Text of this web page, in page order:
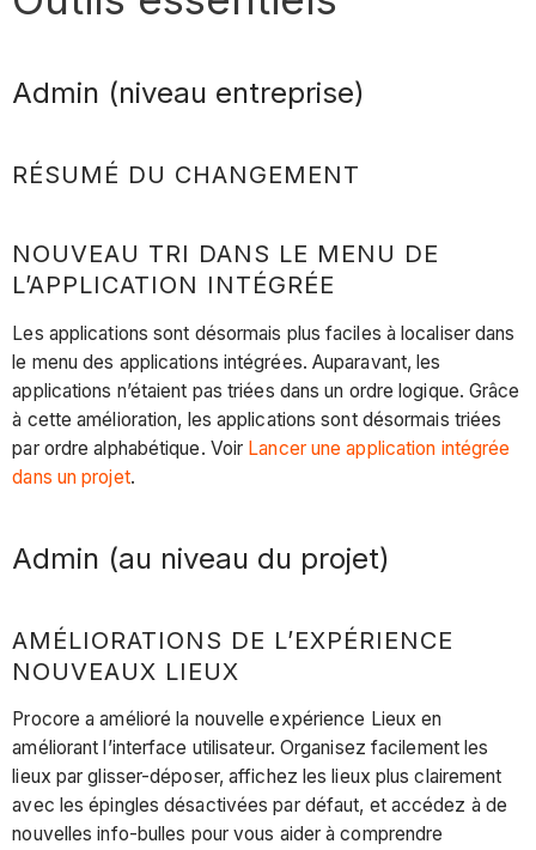
Admin (niveau entreprise)
RÉSUMÉ DU CHANGEMENT
NOUVEAU TRI DANS LE MENU DE
L’APPLICATION INTÉGRÉE
Les applications sont désormais plus faciles à localiser dans
le menu des applications intégrées. Auparavant, les
applications n’étaient pas triées dans un ordre logique. Grâce
à cette amélioration, les applications sont désormais triées
par ordre alphabétique. Voir Lancer une application intégrée
dans un projet.
Admin (au niveau du projet)
AMÉLIORATIONS DE L’EXPÉRIENCE
NOUVEAUX LIEUX
Procore a amélioré la nouvelle expérience Lieux en
améliorant l’interface utilisateur. Organisez facilement les
lieux par glisser-déposer, affichez les lieux plus clairement
avec les épingles désactivées par défaut, et accédez à de
nouvelles info-bulles pour vous aider à comprendre